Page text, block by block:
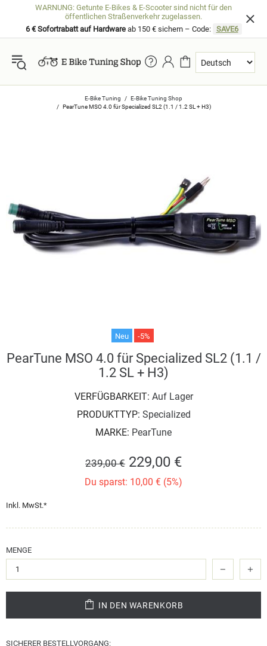
WARNUNG: Getunte E-Bikes & E-Scooter sind nicht für den
öffentlichen Straßenverkehr zugelassen.
6 € Sofortrabatt auf Hardwareab 150 € sichern – Code: SAVE6
E-Bike Tuning
E-Bike Tuning Shop
PearTune MSO 4.0 für Specialized SL2 (1.1 / 1.2 SL + H3)
Neu -5%
PearTune MSO 4.0 für Specialized SL2 (1.1 /
1.2 SL + H3)
VERFÜGBARKEIT: Auf Lager
PRODUKTTYP: Specialized
MARKE: PearTune
239,00 € 229,00 €
Du sparst: 10,00 € (5%)
Inkl. MwSt.*
MENGE
IN DEN WARENKORB
SICHERER BESTELLVORGANG: